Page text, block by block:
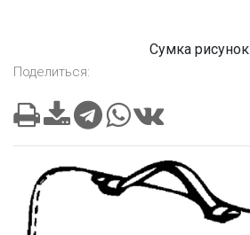
Сумка рисунок
Поделиться: